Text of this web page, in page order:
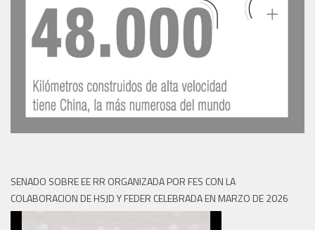
SENADO SOBRE EE RR ORGANIZADA POR FES CON LA
COLABORACION DE HSJD Y FEDER CELEBRADA EN MARZO DE 2026